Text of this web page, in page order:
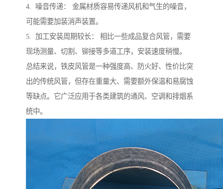
4. 噪音传递： 金属材质容易传递风机和气生的噪音，
可能需要加装消声装置。
5. 加工安装周期较长： 相比一些成品复合风管，需要
现场测量、切割、铆接等多道工序，安装速度稍慢。
总结来说，铁皮风管是一种强度高、防火好、性价比突
出的传统风管，但存在重量大、需要额外保温和易腐蚀
等缺点。它广泛应用于各类建筑的通风、空调和排烟系
统中。